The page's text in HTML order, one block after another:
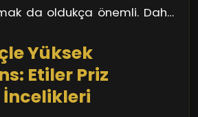
olmasını sağlayacaktır.
önleyici bir önlem olarak
da oldukça önemli. Daha
de çevreye katkı sağlar.
priz kullanımı ve enerji
hem de ekonomik
önemli faktörlerdir.
Yüksek
Etiler Priz